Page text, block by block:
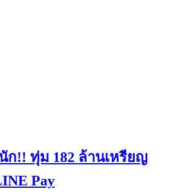
ก!! ทุ่ม 182 ล้านเหรียญ
Pay